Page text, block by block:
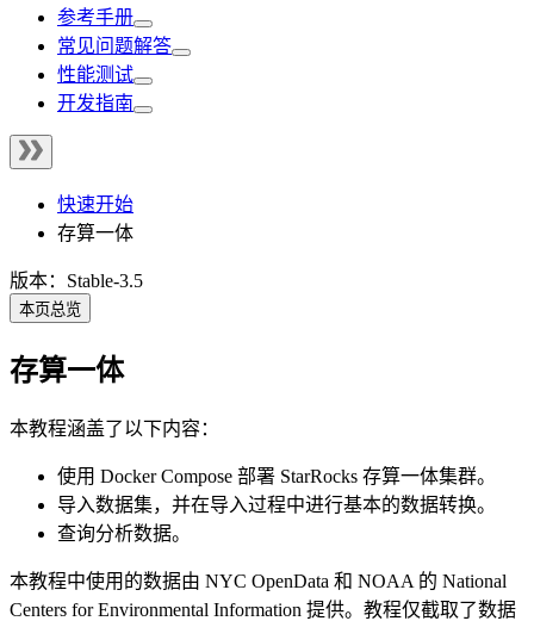
参考手册
常见问题解答
性能测试
开发指南
快速开始
存算一体
版本：Stable-3.5
本页总览
存算一体
本教程涵盖了以下内容：
使用 Docker Compose 部署 StarRocks 存算一体集群。
导入数据集，并在导入过程中进行基本的数据转换。
查询分析数据。
本教程中使用的数据由 NYC OpenData 和 NOAA 的 National
Centers for Environmental Information 提供。教程仅截取了数据